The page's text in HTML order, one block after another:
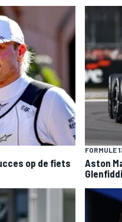
op de fiets
FORMULE 1
Aston